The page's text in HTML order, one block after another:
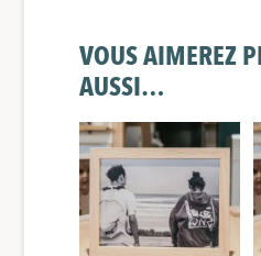
VOUS AIMEREZ
AUSSI…